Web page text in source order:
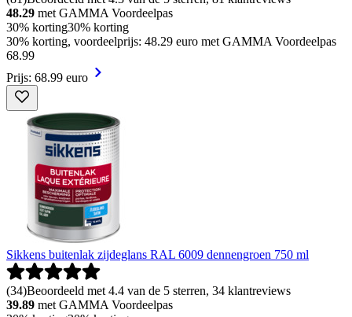
48.29 met GAMMA Voordeelpas
30% korting30% korting
30% korting, voordeelprijs: 48.29 euro met GAMMA Voordeelpas
68.99
Prijs: 68.99 euro
Sikkens buitenlak zijdeglans RAL 6009 dennengroen 750 ml
(34)Beoordeeld met 4.4 van de 5 sterren, 34 klantreviews
39.89 met GAMMA Voordeelpas